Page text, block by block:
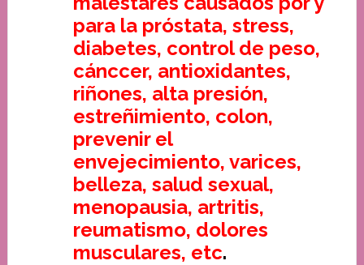
para la próstata, stress,
diabetes, control de peso,
cánccer, antioxidantes,
riñones, alta presión,
estreñimiento, colon,
prevenir el
envejecimiento, varices,
belleza, salud sexual,
menopausia, artritis,
reumatismo, dolores
musculares, etc.